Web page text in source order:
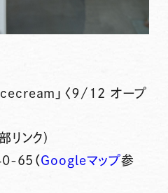
」〈９/12 オープ
リンク)
65（Googleマップ参